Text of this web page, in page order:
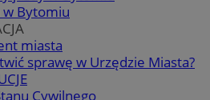
w Bytomiu
miasta
sprawę w Urzędzie Miasta?
Cywilnego